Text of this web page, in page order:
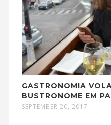
GASTRONOMIA
BUSTRONOME EM
SEPTEMBER 20, 2017